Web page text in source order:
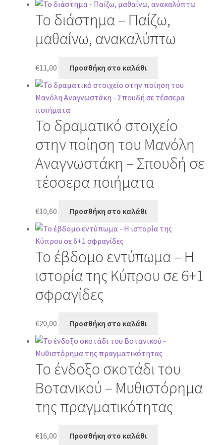
Το διάστημα – Παίζω,
μαθαίνω, ανακαλύπτω
€11,00 Προσθήκη στο καλάθι
Το δραματικό στοιχείο
στην ποίηση του Μανόλη
Αναγνωστάκη – Σπουδή σε
τέσσερα ποιήματα
€10,60 Προσθήκη στο καλάθι
Το έβδομο εντύπωμα – Η
ιστορία της Κύπρου σε 6+1
σφραγίδες
€20,00 Προσθήκη στο καλάθι
Το ένδοξο σκοτάδι του
Βοτανικού – Μυθιστόρημα
της πραγματικότητας
€16,00 Προσθήκη στο καλάθι